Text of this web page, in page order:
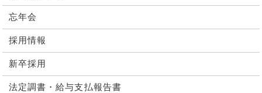
忘年会
採用情報
新卒採用
法定調書・給与支払報告書